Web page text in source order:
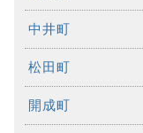
中井町
松田町
開成町